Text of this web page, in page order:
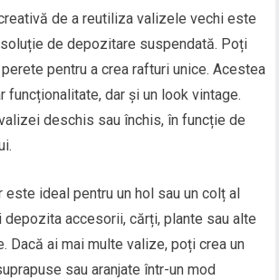
de a reutiliza valizele vechi este
de depozitare suspendată. Poți
pentru a crea rafturi unice. Acestea
funcționalitate, dar și un look vintage.
deschis sau închis, în funcție de
ideal pentru un hol sau un colț al
depozita accesorii, cărți, plante sau alte
Dacă ai mai multe valize, poți crea un
sau aranjate într-un mod